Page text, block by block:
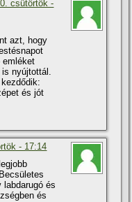
csütörtök -
azt, hogy
emléket
nyújtottál.
és jót
- 17:14
és
és